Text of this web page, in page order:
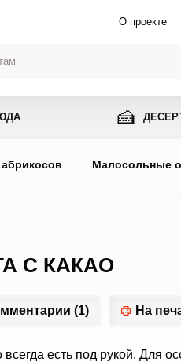
О проекте
🍰
Малосольные
С КАКАО
(1) На
есть под рукой. Для